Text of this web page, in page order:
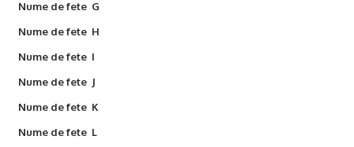
Nume de fete G
Nume de fete H
Nume de fete I
Nume de fete J
Nume de fete K
Nume de fete L